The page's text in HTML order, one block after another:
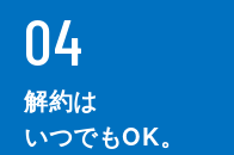
04
解約は
いつでもOK。